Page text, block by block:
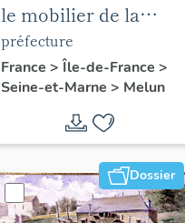
le mobilier de la
préfecture de Seine-
et-Marne
préfecture
France > Île-de-France >
Seine-et-Marne > Melun
Dossier